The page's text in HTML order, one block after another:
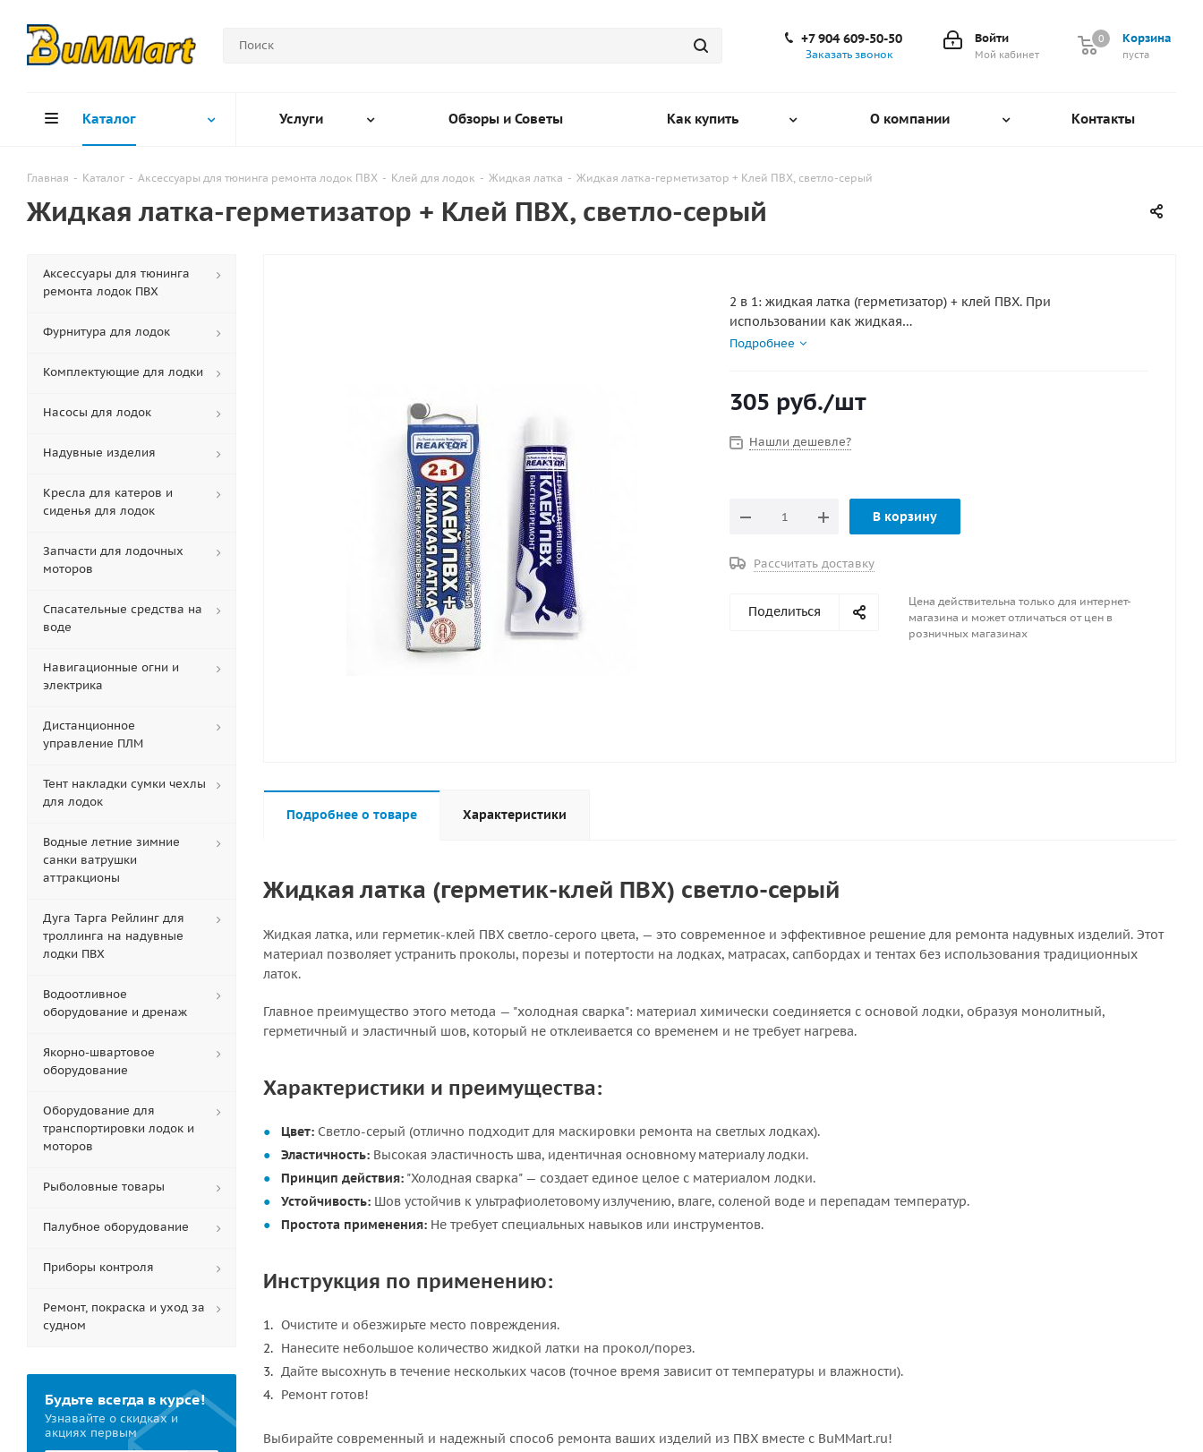
Корзина
0
пуста
0
Войти
Мой кабинет
+7 904 609-50-50
Заказать звонок
Каталог Услуги Обзоры и Советы Как купить О компании Контакты
Главная - Каталог - Аксессуары для тюнинга ремонта лодок ПВХ - Клей для лодок - Жидкая латка - Жидкая латка-герметизатор + Клей ПВХ, светло-серый
Жидкая латка-герметизатор + Клей ПВХ, светло-серый
2 в 1: жидкая латка (герметизатор) + клей ПВХ. При
использовании как жидкая
латка позволяет без дополнительных манипуляций
игрушек и т.п. Надежно приклеивается к верхнему
слою тканей. После застывания, при значительных нагрузках и
высоких температурах может вытягиваться.
двухкомпонентном составе с ОТВЕРДИТЕЛЕМ.
Подробнее
305 руб./шт
Нашли дешевле?
В корзину
Рассчитать доставку
Поделиться
Цена действительна только для интернет-
магазина и может отличаться от цен в
розничных магазинах
Подробнее о товаре Характеристики
Жидкая латка (герметик-клей ПВХ) светло-серый
Жидкая латка, или герметик-клей ПВХ светло-серого цвета, — это современное и эффективное решение для ремонта надувных изделий. Этот
материал позволяет устранить проколы, порезы и потертости на лодках, матрасах, сапбордах и тентах без использования традиционных
латок.
Главное преимущество этого метода — "холодная сварка": материал химически соединяется с основой лодки, образуя монолитный,
герметичный и эластичный шов, который не отклеивается со временем и не требует нагрева.
Характеристики и преимущества:
Цвет: Светло-серый (отлично подходит для маскировки ремонта на светлых лодках).
Эластичность: Высокая эластичность шва, идентичная основному материалу лодки.
Принцип действия: "Холодная сварка" — создает единое целое с материалом лодки.
Устойчивость: Шов устойчив к ультрафиолетовому излучению, влаге, соленой воде и перепадам температур.
Простота применения: Не требует специальных навыков или инструментов.
Инструкция по применению:
Очистите и обезжирьте место повреждения.
Нанесите небольшое количество жидкой латки на прокол/порез.
Дайте высохнуть в течение нескольких часов (точное время зависит от температуры и влажности).
Ремонт готов!
Выбирайте современный и надежный способ ремонта ваших изделий из ПВХ вместе с BuMMart.ru!
Аксессуары для тюнинга
ремонта лодок ПВХ
Фурнитура для лодок
Комплектующие для лодки
Насосы для лодок
Надувные изделия
Кресла для катеров и
сиденья для лодок
Запчасти для лодочных
моторов
Спасательные средства на
воде
Навигационные огни и
электрика
Дистанционное
управление ПЛМ
Тент накладки сумки чехлы
для лодок
Водные летние зимние
санки ватрушки
аттракционы
Дуга Тарга Рейлинг для
троллинга на надувные
лодки ПВХ
Водоотливное
оборудование и дренаж
Якорно-швартовое
оборудование
Оборудование для
транспортировки лодок и
моторов
Рыболовные товары
Палубное оборудование
Приборы контроля
Ремонт, покраска и уход за
судном
Будьте всегда в курсе!
Узнавайте о скидках и
акциях первым